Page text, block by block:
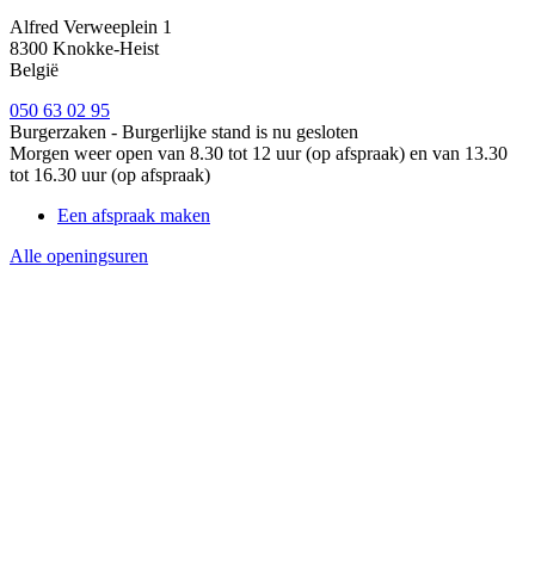
Alfred Verweeplein 1
8300 Knokke-Heist
België
050 63 02 95
Burgerzaken - Burgerlijke stand is nu gesloten
Morgen weer open van 8.30 tot 12 uur (op afspraak) en van 13.30
tot 16.30 uur (op afspraak)
Een afspraak maken
Alle openingsuren